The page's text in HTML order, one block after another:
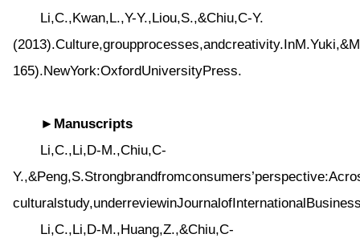
Li,C.,Kwan,L.,Y-Y.,Liou,S.,&Chiu,C-Y.
165).NewYork:OxfordUniversityPress.
►Manuscripts
Li,C.,Li,D-M.,Chiu,C-
Li,C.,Li,D-M.,Huang,Z.,&Chiu,C-